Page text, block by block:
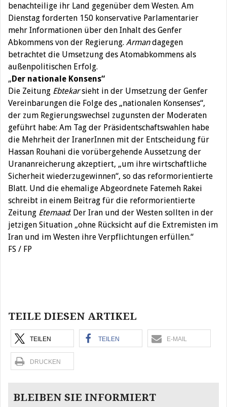
benachteilige ihr Land gegenüber dem Westen. Am
Dienstag forderten 150 konservative Parlamentarier
mehr Informationen über den Inhalt des Genfer
Abkommens von der Regierung. Armandagegen
betrachtet die Umsetzung des Atomabkommens als
außenpolitischen Erfolg.
„Der nationale Konsens“
Die Zeitung Ebtekarsieht in der Umsetzung der Genfer
Vereinbarungen die Folge des „nationalen Konsenses“,
der zum Regierungswechsel zugunsten der Moderaten
geführt habe: Am Tag der Präsidentschaftswahlen habe
die Mehrheit der IranerInnen mit der Entscheidung für
Hassan Rouhani die vorübergehende Aussetzung der
Urananreicherung akzeptiert, „um ihre wirtschaftliche
Sicherheit wiederzugewinnen“, so das reformorientierte
Blatt. Und die ehemalige Abgeordnete Fatemeh Rakei
schreibt in einem Beitrag für die reformorientierte
Zeitung Etemaad: Der Iran und der Westen sollten in der
jetzigen Situation „ohne Rücksicht auf die Extremisten im
Iran und im Westen ihre Verpflichtungen erfüllen.“
FS / FP
TEILE DIESEN ARTIKEL
TEILEN TEILEN E-MAIL
DRUCKEN
BLEIBEN SIE INFORMIERT